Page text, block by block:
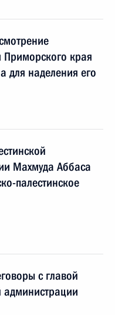
края
для наделения его
Махмуда Аббаса
палестинское
с главой
администрации